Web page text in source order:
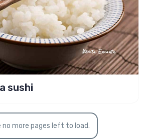
sushi
no more pages left to load.